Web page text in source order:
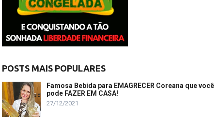
POSTS MAIS POPULARES
Famosa Bebida para EMAGRECER Coreana que você
pode FAZER EM CASA!
27/12/2021